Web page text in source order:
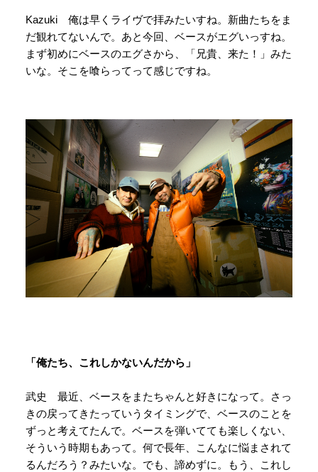
Kazuki 俺は早くライヴで拝みたいすね。新曲たちをま
だ観れてないんで。あと今回、ベースがエグいっすね。
まず初めにベースのエグさから、「兄貴、来た！」みた
いな。そこを喰らってって感じですね。
「俺たち、これしかないんだから」
武史 最近、ベースをまたちゃんと好きになって。さっ
きの戻ってきたっていうタイミングで、ベースのことを
ずっと考えてたんで。ベースを弾いてても楽しくない、
そういう時期もあって。何で長年、こんなに悩まされて
るんだろう？みたいな。でも、諦めずに。もう、これし